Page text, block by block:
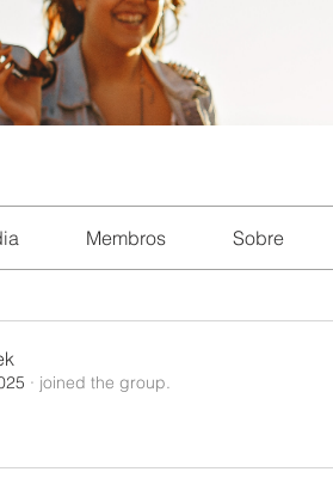
Membros Sobre
· joined the group.